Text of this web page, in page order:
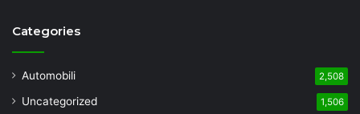
Categories
Automobili 2,508
Uncategorized 1,506